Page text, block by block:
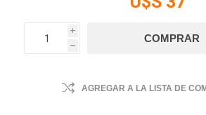
i
h
AGREGAR A LA LISTA DE